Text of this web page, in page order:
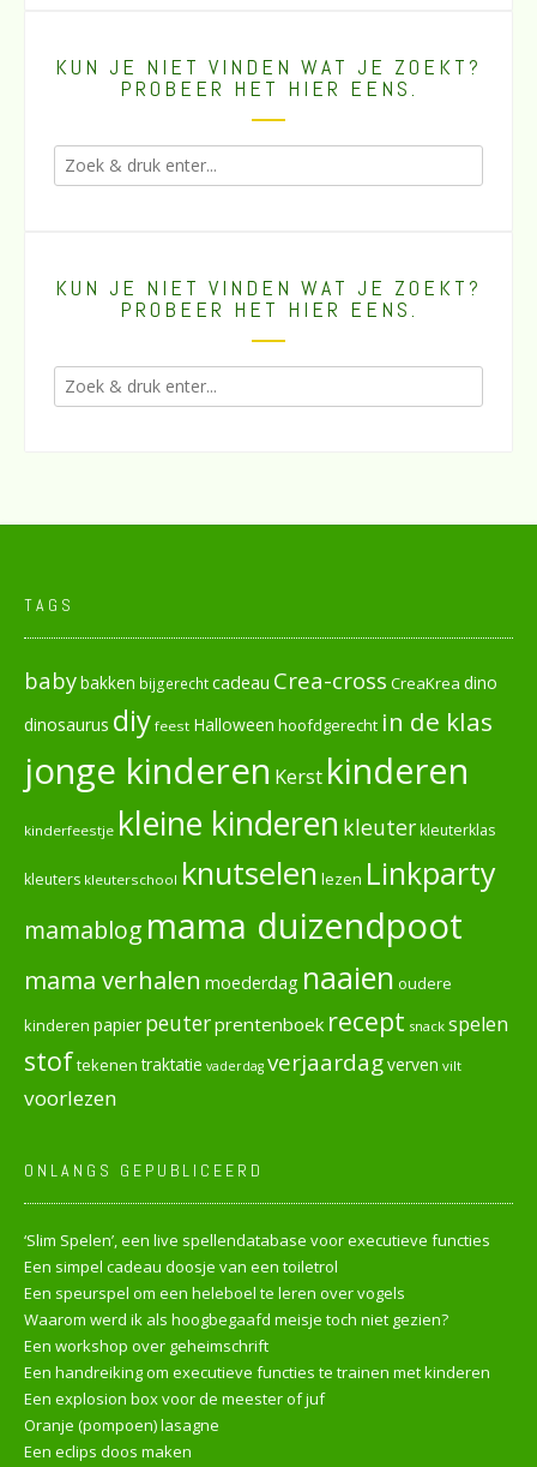
KUN JE NIET VINDEN WAT JE ZOEKT?
PROBEER HET HIER EENS.
KUN JE NIET VINDEN WAT JE ZOEKT?
PROBEER HET HIER EENS.
TAGS
babybakken bijgerechtcadeau Crea-cross CreaKrea dino
dinosaurus diy feest Halloween hoofdgerecht in de klas
jonge kinderen Kerst kinderen
kinderfeestje kleine kinderen kleuterkleuterklas
kleuters kleuterschool knutselen lezen Linkparty
mamablog mama duizendpoot
mama verhalen moederdag naaien oudere
kinderen papier peuterprentenboek recept snack spelen
stoftekenen traktatie vaderdag verjaardagverven vilt
voorlezen
ONLANGS GEPUBLICEERD
‘Slim Spelen’, een live spellendatabase voor executieve functies
Een simpel cadeau doosje van een toiletrol
Een speurspel om een heleboel te leren over vogels
Waarom werd ik als hoogbegaafd meisje toch niet gezien?
Een workshop over geheimschrift
Een handreiking om executieve functies te trainen met kinderen
Een explosion box voor de meester of juf
Oranje (pompoen) lasagne
Een eclips doos maken